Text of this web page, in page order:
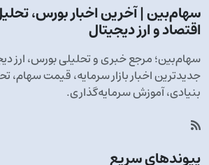
سهام‌بین | آخرین اخبار بورس، تحلیل
اقتصاد و ارز دیجیتال
سهام‌بین؛ مرجع خبری و تحلیلی بورس، ارز
جدیدترین اخبار بازار سرمایه، قیمت سهام،
بنیادی، آموزش سرمایه‌گذاری.
پیوندهای سریع